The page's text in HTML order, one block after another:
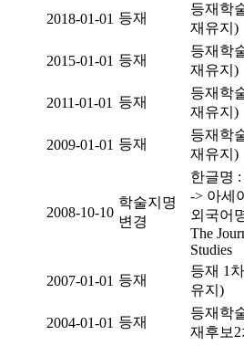
2018-01-01 등재
등재학
재유지)
2015-01-01 등재
등재학
재유지)
2011-01-01 등재
등재학
재유지)
2009-01-01 등재
등재학
재유지)
2008-10-10
학술지명
변경
한글명
-> 아세
외국어
The
Studies
2007-01-01 등재
등재 1
유지)
2004-01-01 등재
등재학
재후보2